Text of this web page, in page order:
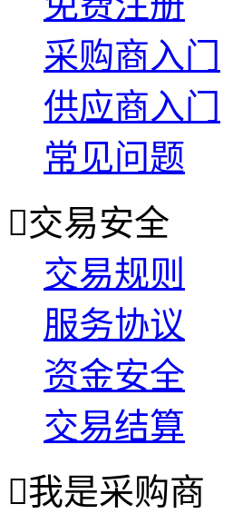
采购商入门
供应商入门
常见问题
交易安全
交易规则
服务协议
资金安全
交易结算
我是采购商